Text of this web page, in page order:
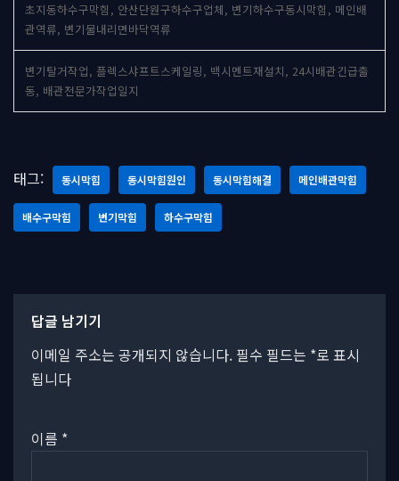
초지동하수구막힘, 안산단원구하수구업체, 변기하수구동시막힘, 메인배
관역류, 변기물내리면바닥역류
변기탈거작업, 플렉스샤프트스케일링, 백시멘트재설치, 24시배관긴급출
동, 배관전문가작업일지
태그: 동시막힘 동시막힘원인 동시막힘해결 메인배관막힘
배수구막힘 변기막힘 하수구막힘
답글 남기기
이메일 주소는 공개되지 않습니다. 필수 필드는 *로 표시
됩니다
이름 *